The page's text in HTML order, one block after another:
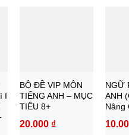
I
BỘ ĐỀ VIP MÔN
TIẾNG ANH – MỤC
TIÊU 8+
20.000 ₫
NGỮ
ANH
Nâng